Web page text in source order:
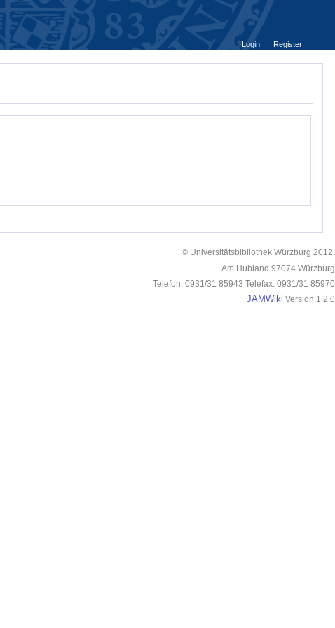
Login
Register
© Universitätsbibliothek Würzburg 2012.
Am Hubland 97074 Würzburg
Telefon: 0931/31 85943 Telefax: 0931/31 85970
JAMWiki Version 1.2.0